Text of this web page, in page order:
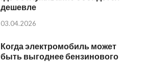
дешевле
03.04.2026
Когда электромобиль может
быть выгоднее бензинового